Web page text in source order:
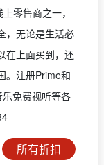
零售商之一，
，无论是生活必
在上面买到，还
。注册Prime和
免费视听等各
所有折扣